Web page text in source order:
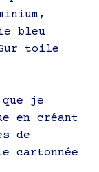
bleu
toile
je
en créant
de
cartonnée